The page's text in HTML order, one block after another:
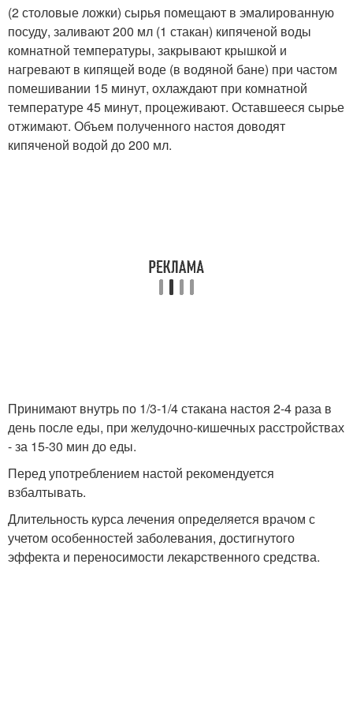
(2 столовые ложки) сырья помещают в эмалированную
посуду, заливают 200 мл (1 стакан) кипяченой воды
комнатной температуры, закрывают крышкой и
нагревают в кипящей воде (в водяной бане) при частом
помешивании 15 минут, охлаждают при комнатной
температуре 45 минут, процеживают. Оставшееся сырье
отжимают. Объем полученного настоя доводят
кипяченой водой до 200 мл.
Принимают внутрь по 1/3-1/4 стакана настоя 2-4 раза в
день после еды, при желудочно-кишечных расстройствах
- за 15-30 мин до еды.
Перед употреблением настой рекомендуется
взбалтывать.
Длительность курса лечения определяется врачом с
учетом особенностей заболевания, достигнутого
эффекта и переносимости лекарственного средства.